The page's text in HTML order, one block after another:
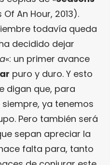
Of An Hour, 2013).
todavía queda
decidido dejar
«: un primer avance
puro y duro. Y esto
digan que, para
ya tenemos
Pero también será
sepan apreciar la
falta para, tanto